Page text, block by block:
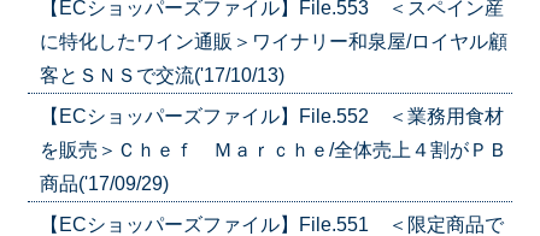
【ECショッパーズファイル】File.553 ＜スペイン産
に特化したワイン通販＞ワイナリー和泉屋/ロイヤル顧
客とＳＮＳで交流('17/10/13)
【ECショッパーズファイル】File.552 ＜業務用食材
を販売＞Ｃｈｅｆ Ｍａｒｃｈｅ/全体売上４割がＰＢ
商品('17/09/29)
【ECショッパーズファイル】File.551 ＜限定商品で